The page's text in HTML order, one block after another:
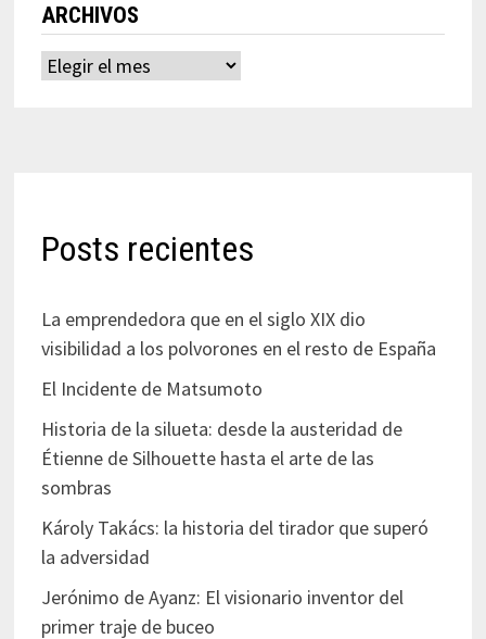
ARCHIVOS
Archivos
Posts recientes
La emprendedora que en el siglo XIX dio
visibilidad a los polvorones en el resto de España
El Incidente de Matsumoto
Historia de la silueta: desde la austeridad de
Étienne de Silhouette hasta el arte de las
sombras
Károly Takács: la historia del tirador que superó
la adversidad
Jerónimo de Ayanz: El visionario inventor del
primer traje de buceo